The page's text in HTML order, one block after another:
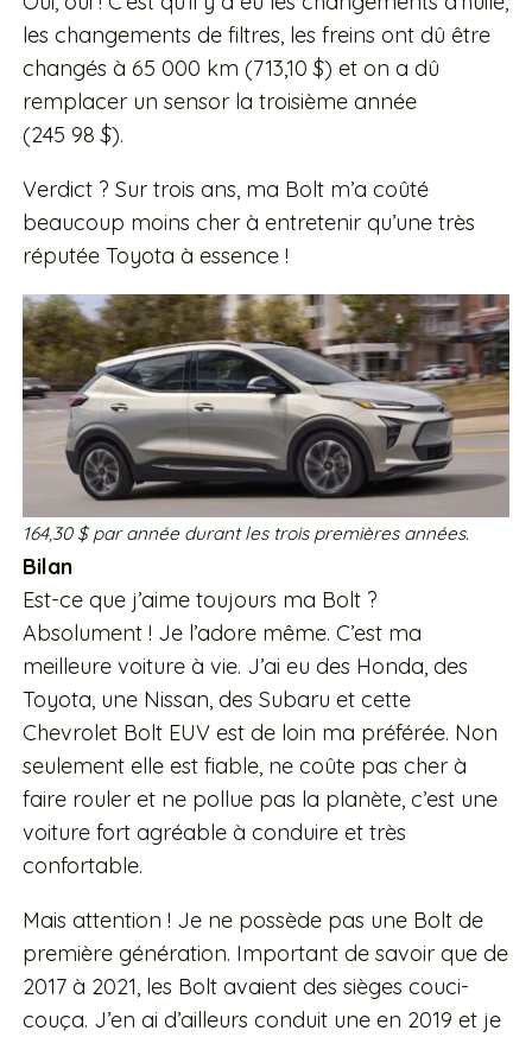
les changements de filtres, les freins ont dû être
changés à 65 000 km (713,10 $) et on a dû
remplacer un sensor la troisième année
(245 98 $).
Verdict ? Sur trois ans, ma Bolt m’a coûté
beaucoup moins cher à entretenir qu’une très
réputée Toyota à essence !
164,30 $ par année durant les trois premières années.
Bilan
Est-ce que j’aime toujours ma Bolt ?
Absolument ! Je l’adore même. C’est ma
meilleure voiture à vie. J’ai eu des Honda, des
Toyota, une Nissan, des Subaru et cette
Chevrolet Bolt EUV est de loin ma préférée. Non
seulement elle est fiable, ne coûte pas cher à
faire rouler et ne pollue pas la planète, c’est une
voiture fort agréable à conduire et très
confortable.
Mais attention ! Je ne possède pas une Bolt de
première génération. Important de savoir que de
2017 à 2021, les Bolt avaient des sièges couci-
couça. J’en ai d’ailleurs conduit une en 2019 et je